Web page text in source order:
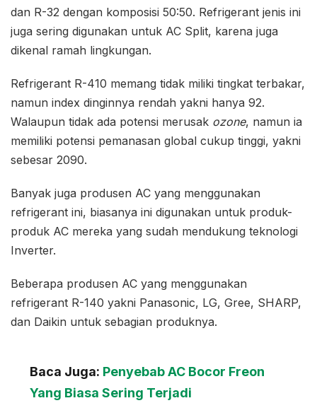
dan R-32 dengan komposisi 50:50. Refrigerant jenis ini
juga sering digunakan untuk AC Split, karena juga
dikenal ramah lingkungan.
Refrigerant R-410 memang tidak miliki tingkat terbakar,
namun index dinginnya rendah yakni hanya 92.
Walaupun tidak ada potensi merusak ozone, namun ia
memiliki potensi pemanasan global cukup tinggi, yakni
sebesar 2090.
Banyak juga produsen AC yang menggunakan
refrigerant ini, biasanya ini digunakan untuk produk-
produk AC mereka yang sudah mendukung teknologi
Inverter.
Beberapa produsen AC yang menggunakan
refrigerant R-140 yakni Panasonic, LG, Gree, SHARP,
dan Daikin untuk sebagian produknya.
Baca Juga: Penyebab AC Bocor Freon
Yang Biasa Sering Terjadi